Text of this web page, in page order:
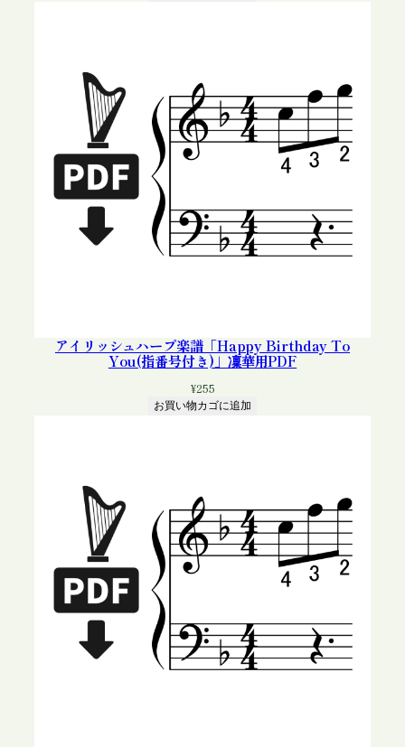
アイリッシュハープ楽譜「Happy Birthday To
You(指番号付き)」凜華用PDF
¥255
お買い物カゴに追加